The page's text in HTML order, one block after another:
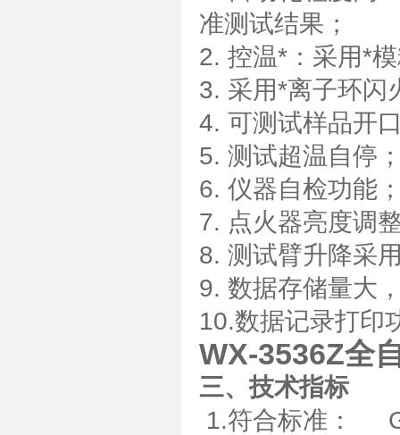
准测试结果；
2. 控温*：采用*
3. 采用*离子环闪
4. 可测试样品开
5. 测试超温自停
6. 仪器自检功能
7. 点火器亮度调
8. 测试臂升降采
9. 数据存储量大
10.数据记录打印
WX-3536Z全
三、技术指标
1.符合标准：